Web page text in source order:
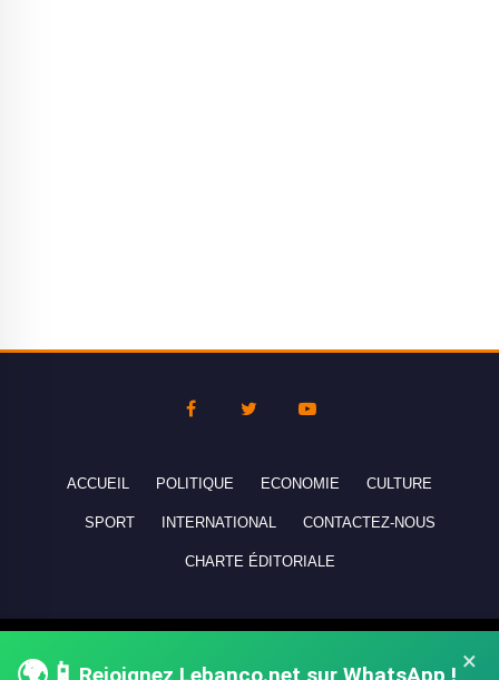
×
ACCUEIL POLITIQUE ECONOMIE CULTURE
SPORT INTERNATIONAL CONTACTEZ-NOUS
CHARTE ÉDITORIALE
réservés - All rights reserved.